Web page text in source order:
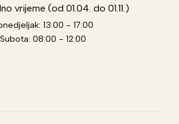
vrijeme (od 01.04. do 01.11.)
13:00 - 17:00
Subota: 08:00 - 12:00